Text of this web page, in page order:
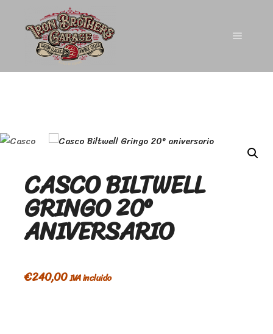
CASCO BILTWELL
GRINGO 20º
ANIVERSARIO
€240,00IVA incluido